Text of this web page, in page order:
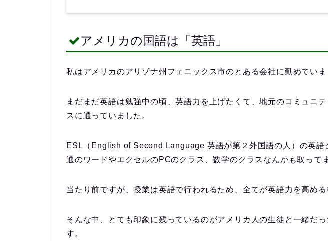
アメリカの国語は「英語」
私はアメリカのアリゾナ州フェニックス市のとある会社に勤めていま
まだまだ英語は勉強中の頃、英語力を上げたくて、地元のコミュニ
スに通っていました。
ESL（English of Second Language 英語が第２外国語の人）の英語
通のワードやエクセルのPCのクラス、数学のクラスなんかも取って
当たり前ですが、授業は英語で行われるため、全てが英語力を高める
そんな中、とても印象に残っているのがアメリカ人の生徒と一緒だ
す。